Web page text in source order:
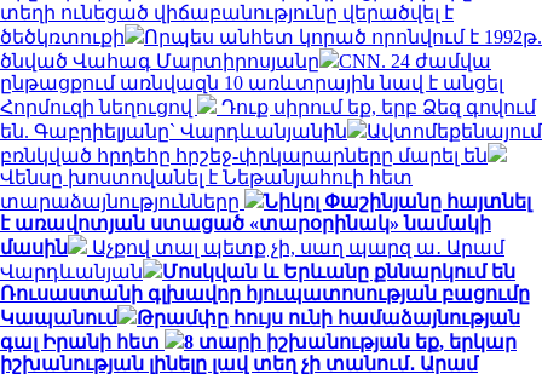
տեղի ունեցած վիճաբանությունը վերածվել է
ծեծկռտուքի
Որպես անհետ կորած որոնվում է 1992թ.
ծնված Վահագ Մարտիրոսյանը
CNN. 24 ժամվա
ընթացքում առնվազն 10 առևտրային նավ է անցել
Հորմուզի նեղուցով
Դուք սիրում եք, երբ Ձեզ գովում
են. Գաբրիելյանը` Վարդևանյանին
Ավտոմեքենայում
բռնկված հրդեհը հրշեջ-փրկարարները մարել են
Վենսը խոստովանել է Նեթանյահուի հետ
տարաձայնությունները
Նիկոլ Փաշինյանը հայտնել
է առավոտյան ստացած «տարօրինակ» նամակի
մասին
Աչքով տալ պետք չի, սաղ պարզ ա․ Արամ
Վարդևանյան
Մոսկվան և Երևանը քննարկում են
Ռուսաստանի գլխավոր հյուպատոսության բացումը
Կապանում
Թրամփը հույս ունի համաձայնության
գալ Իրանի հետ
8 տարի իշխանության եք, երկար
իշխանության լինելը լավ տեղ չի տանում․ Արամ